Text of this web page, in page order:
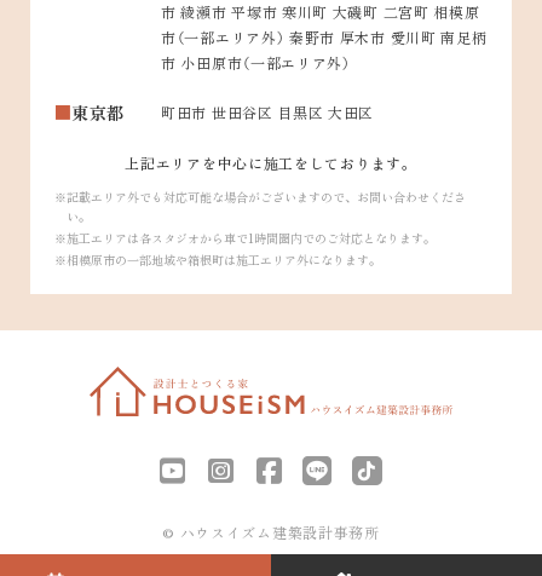
市 綾瀬市 平塚市 寒川町 大磯町 二宮町 相模原
市（一部エリア外） 秦野市 厚木市 愛川町 南足柄
市 小田原市（一部エリア外）
東京都 町田市 世田谷区 目黒区 大田区
上記エリアを中心に施工をしております。
記載エリア外でも対応可能な場合がございますので、お問い合わせくださ
い。
施工エリアは各スタジオから車で1時間圏内でのご対応となります。
相模原市の一部地域や箱根町は施工エリア外になります。
© ハウスイズム建築設計事務所